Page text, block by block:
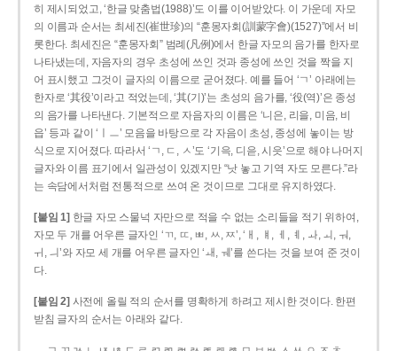
히 제시되었고, ‘한글 맞춤법(1988)’도 이를 이어받았다. 이 가운데 자모
의 이름과 순서는 최세진(崔世珍)의 “훈몽자회(訓蒙字會)(1527)”에서 비
롯한다. 최세진은 “훈몽자회” 범례(凡例)에서 한글 자모의 음가를 한자로
나타냈는데, 자음자의 경우 초성에 쓰인 것과 종성에 쓰인 것을 짝을 지
어 표시했고 그것이 글자의 이름으로 굳어졌다. 예를 들어 ‘ㄱ’ 아래에는
한자로 ‘其役’이라고 적었는데, ‘其(기)’는 초성의 음가를, ‘役(역)’은 종성
의 음가를 나타낸다. 기본적으로 자음자의 이름은 ‘니은, 리을, 미음, 비
읍’ 등과 같이 ‘ㅣㅡ’ 모음을 바탕으로 각 자음이 초성, 종성에 놓이는 방
식으로 지어졌다. 따라서 ‘ㄱ, ㄷ, ㅅ’도 ‘기윽, 디읃, 시읏’으로 해야 나머지
글자와 이름 표기에서 일관성이 있겠지만 “낫 놓고 기역 자도 모른다.”라
는 속담에서처럼 전통적으로 쓰여 온 것이므로 그대로 유지하였다.
[붙임 1] 한글 자모 스물넉 자만으로 적을 수 없는 소리들을 적기 위하여,
자모 두 개를 어우른 글자인 ‘ㄲ, ㄸ, ㅃ, ㅆ, ㅉ’, ‘ㅐ, ㅒ, ㅔ, ㅖ, ㅘ, ㅚ, ㅝ,
ㅟ, ㅢ’와 자모 세 개를 어우른 글자인 ‘ㅙ, ㅞ’를 쓴다는 것을 보여 준 것이
다.
[붙임 2] 사전에 올릴 적의 순서를 명확하게 하려고 제시한 것이다. 한편
받침 글자의 순서는 아래와 같다.